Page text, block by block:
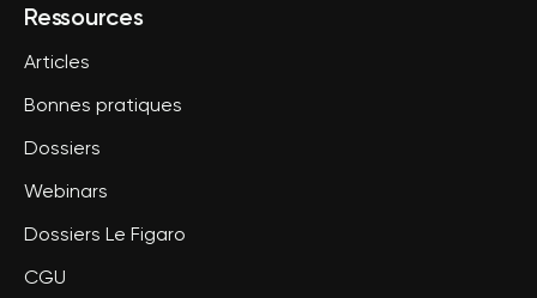
Ressources
Articles
Bonnes pratiques
Dossiers
Webinars
Dossiers Le Figaro
CGU